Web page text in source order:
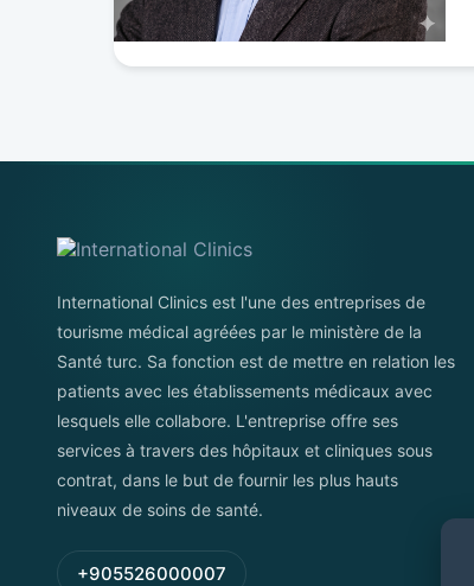
International Clinics est l'une des entreprises de
tourisme médical agréées par le ministère de la
Santé turc. Sa fonction est de mettre en relation les
patients avec les établissements médicaux avec
lesquels elle collabore. L'entreprise offre ses
services à travers des hôpitaux et cliniques sous
contrat, dans le but de fournir les plus hauts
niveaux de soins de santé.
+905526000007